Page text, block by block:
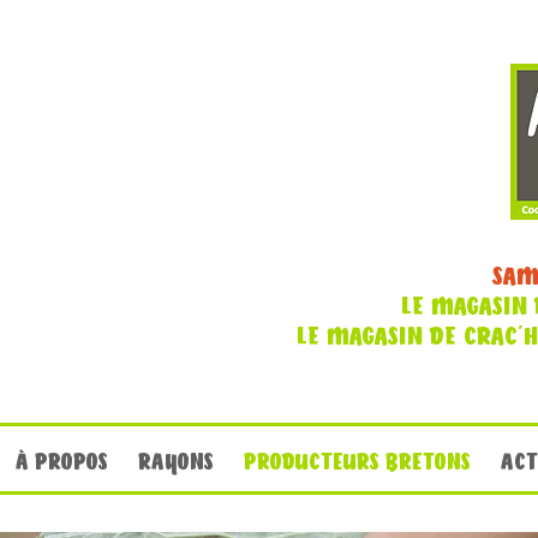
LE MAGASIN
LE MAGASIN DE
À PROPOS RAYONS PRODUCTEURS BRETONS